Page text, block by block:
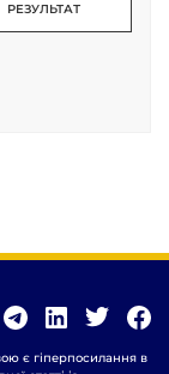
РЕЗУЛЬТАТ
є гіперпосилання в